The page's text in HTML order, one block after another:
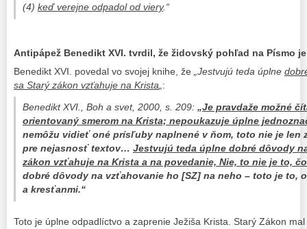
(4) keď verejne odpadol od viery.“
Antipápež Benedikt XVI. tvrdil, že židovský pohľad na Písmo
Benedikt XVI. povedal vo svojej knihe, že „Jestvujú teda úplne
sa Starý zákon vzťahuje na Krista„:
Benedikt XVI., Boh a svet, 2000, s. 209: „Je pravdaže možné
orientovaný smerom na Krista; nepoukazuje úplne
nemôžu vidieť oné prísľuby naplnené v ňom, toto nie je len
pre nejasnosť textov… Jestvujú teda úplne dobré dôvody
zákon vzťahuje na Krista a na povedanie, Nie, to nie je to,
dobré dôvody na vzťahovanie ho [SZ] na neho – toto je to,
a kresťanmi.“
Toto je úplne odpadlíctvo a zaprenie Ježiša Krista. Starý Zákon